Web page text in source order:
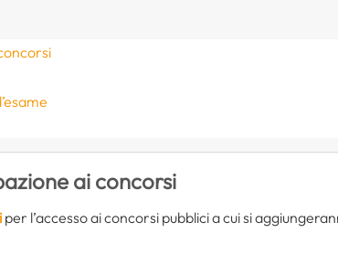
ai concorsi
per l’accesso ai concorsi pubblici a cui si